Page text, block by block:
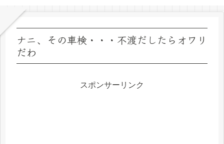
ナニ、その車検・・・不渡だしたらオワリ
だわ
スポンサーリンク